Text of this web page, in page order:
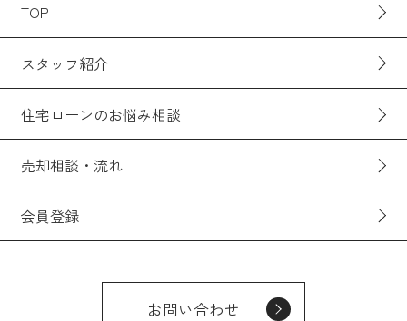
TOP
スタッフ紹介
住宅ローンのお悩み相談
売却相談・流れ
会員登録
お問い合わせ